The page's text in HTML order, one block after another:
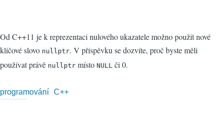
Od C++11 je k reprezentaci nulového ukazatele možno použít nové
klíčové slovo nullptr. V příspěvku se dozvíte, proč byste měli
používat právě nullptr místo NULL či 0.
programování C++